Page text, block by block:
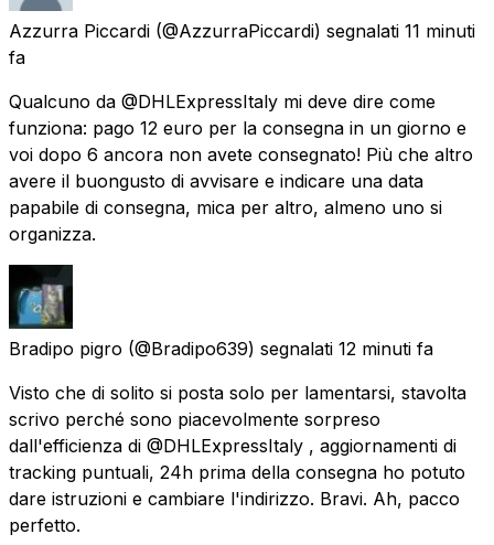
Azzurra Piccardi (@AzzurraPiccardi) segnalati 11 minuti
fa
Qualcuno da @DHLExpressItaly mi deve dire come
funziona: pago 12 euro per la consegna in un giorno e
voi dopo 6 ancora non avete consegnato! Più che altro
avere il buongusto di avvisare e indicare una data
papabile di consegna, mica per altro, almeno uno si
organizza.
Bradipo pigro (@Bradipo639) segnalati 12 minuti fa
Visto che di solito si posta solo per lamentarsi, stavolta
scrivo perché sono piacevolmente sorpreso
dall'efficienza di @DHLExpressItaly , aggiornamenti di
tracking puntuali, 24h prima della consegna ho potuto
dare istruzioni e cambiare l'indirizzo. Bravi. Ah, pacco
perfetto.